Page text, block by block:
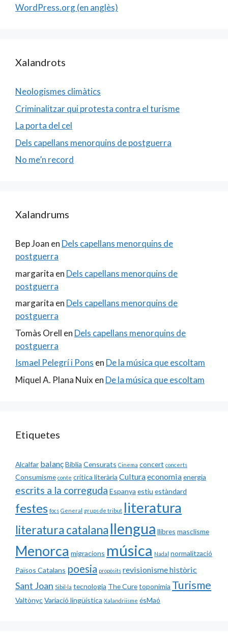
WordPress.org (en anglès)
Xalandrots
Neologismes climàtics
Criminalitzar qui protesta contra el turisme
La porta del cel
Dels capellans menorquins de postguerra
No me’n record
Xalandrums
Bep Joan en Dels capellans menorquins de
postguerra
margarita en Dels capellans menorquins de
postguerra
margarita en Dels capellans menorquins de
postguerra
Tomàs Orell en Dels capellans menorquins de
postguerra
Ismael Pelegrí i Pons en De la música que escoltam
Miquel A. Plana Nuix en De la música que escoltam
Etiquetes
Alcalfar balançBiblia Censurats Cinema concert concerts
Consumisme conte crítica literària Culturaeconomiaenergia
escrits a la correguda Espanya estiu estàndard
festes focs General grups de tribut literatura
literatura catalana llengua llibres masclisme
Menorca migracions música Nadal normalització
Països Catalans poesia propòsits revisionisme històric
Sant Joan Sibil·la tecnologia The Curetoponímia Turisme
ValtònycVariació lingüística Xalandriisme ésMaó